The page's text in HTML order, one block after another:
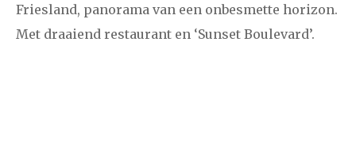
Friesland, panorama van een onbesmette horizon.
Met draaiend restaurant en ‘Sunset Boulevard’.